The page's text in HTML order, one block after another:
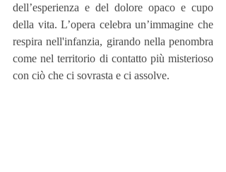
dell’esperienza e del dolore opaco e cupo
della vita. L’opera celebra un’immagine che
respira nell'infanzia, girando nella penombra
come nel territorio di contatto più misterioso
con ciò che ci sovrasta e ci assolve.